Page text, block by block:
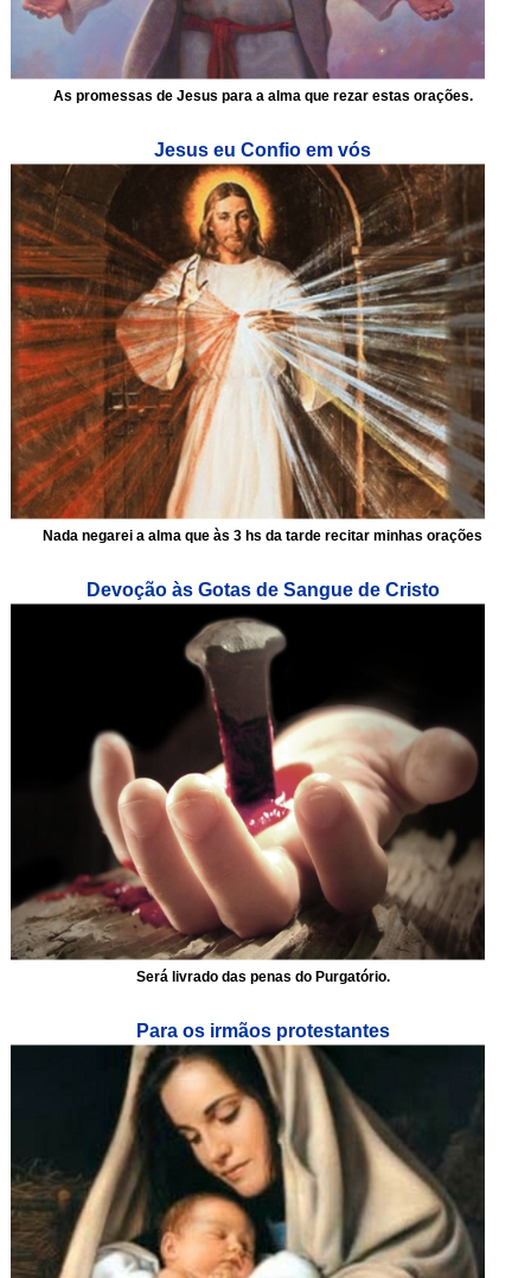
As promessas de Jesus para a alma que rezar estas orações.
Jesus eu Confio em vós
Nada negarei a alma que às 3 hs da tarde recitar minhas orações
Devoção às Gotas de Sangue de Cristo
Será livrado das penas do Purgatório.
Para os irmãos protestantes